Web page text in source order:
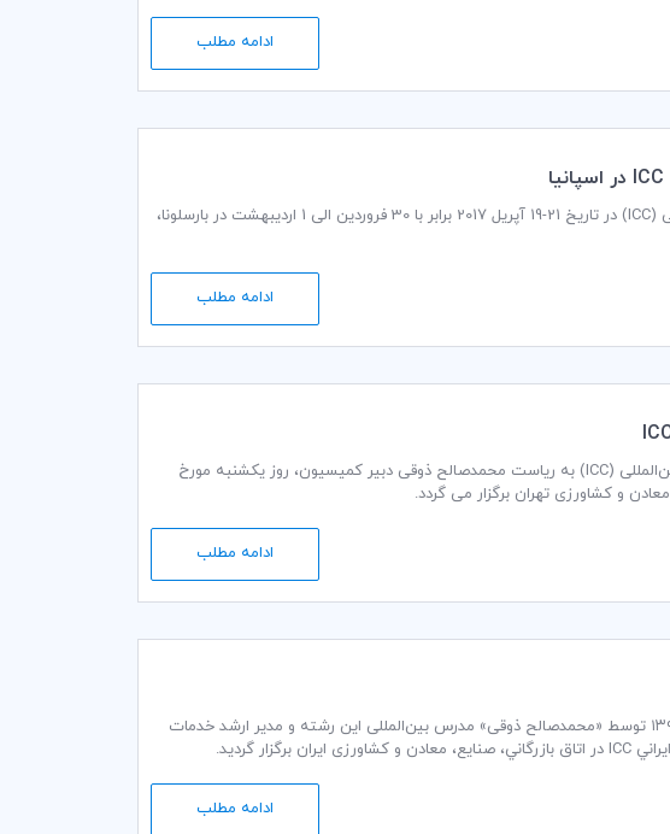
ادامه مطلب
اجلاس بعدی کمیسیون مقررات و رویه‌های بازرگانی اتاق بازرگانی بین‌المللی (ICC) در تاریخ 21-19 آپریل 2017 برابر با 30 فروردین الی 1 اردیبهشت در بارسلونا،
ادامه مطلب
جلسه کمیسیون مقررات و رويه‌هاي بازرگاني کمیته ایرانی اتاق بازرگانی بین‌المللی (ICC) به ریاست محمدصالح ذوقی دبير كمیسيون، روز یکشنبه مورخ
ادامه مطلب
آموزش پیشرفته اینکوترمز ۲۰۱۰ به مدت دو روز در تاریخ 2 و 3 آبان ماه ۱۳۹5 توسط «محمدصالح ذوقی» مدرس بین‌المللی این رشته و مدیر ارشد خدمات
ادامه مطلب